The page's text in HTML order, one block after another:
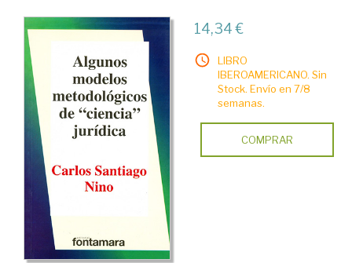
14,34 €
LIBRO
IBEROAMERICANO. Sin
Stock. Envío en 7/8
semanas.
COMPRAR